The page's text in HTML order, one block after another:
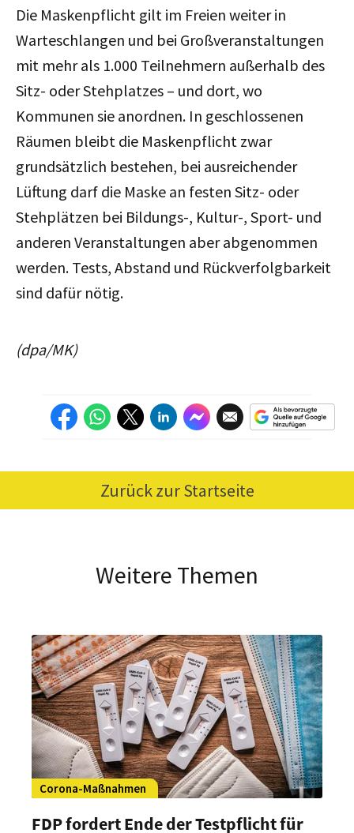
Die Maskenpflicht gilt im Freien weiter in
Warteschlangen und bei Großveranstaltungen
mit mehr als 1.000 Teilnehmern außerhalb des
Sitz- oder Stehplatzes – und dort, wo
Kommunen sie anordnen. In geschlossenen
Räumen bleibt die Maskenpflicht zwar
grundsätzlich bestehen, bei ausreichender
Lüftung darf die Maske an festen Sitz- oder
Stehplätzen bei Bildungs-, Kultur-, Sport- und
anderen Veranstaltungen aber abgenommen
werden. Tests, Abstand und Rückverfolgbarkeit
sind dafür nötig.
(dpa/MK)
Zurück zur Startseite
Weitere Themen
Corona-Maßnahmen
FDP fordert Ende der Testpflicht für